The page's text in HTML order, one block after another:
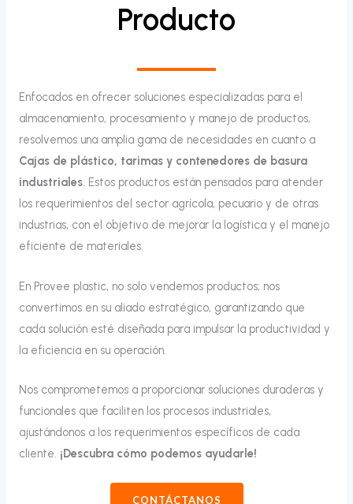
Producto
Enfocados en ofrecer soluciones especializadas para el
almacenamiento, procesamiento y manejo de productos,
resolvemos una amplia gama de necesidades en cuanto a
Cajas de plástico, tarimas y contenedores de basura
industriales. Estos productos están pensados para atender
los requerimientos del sector agrícola, pecuario y de otras
industrias, con el objetivo de mejorar la logística y el manejo
eficiente de materiales.
En Provee plastic, no solo vendemos productos; nos
convertimos en su aliado estratégico, garantizando que
cada solución esté diseñada para impulsar la productividad y
la eficiencia en su operación.
Nos comprometemos a proporcionar soluciones duraderas y
funcionales que faciliten los procesos industriales,
ajustándonos a los requerimientos específicos de cada
cliente. ¡Descubra cómo podemos ayudarle!
CONTÁCTANOS